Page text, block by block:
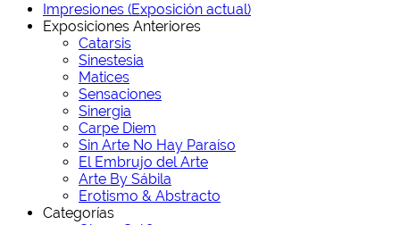
Impresiones (Exposición actual)
Exposiciones Anteriores
Catarsis
Sinestesia
Matices
Sensaciones
Sinergia
Carpe Diem
Sin Arte No Hay Paraíso
El Embrujo del Arte
Arte By Sábila
Erotismo & Abstracto
Categorías